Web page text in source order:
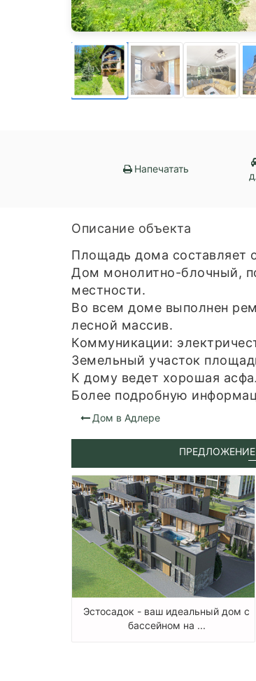
Напечатать
Описание объекта
Площадь дома составляет
Дом монолитно-блочный,
местности.
Во всем доме выполнен
лесной массив.
Коммуникации:
Земельный участок
К дому ведет хорошая
Более подробную
Дом в Адлере
Эстосадок - ваш идеальный дом с
бассейном на ...